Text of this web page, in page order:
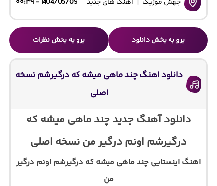
جهش موزیک آهنگ های جدید 1404/05/09 - ۰۰:۳۹
برو به بخش دانلود برو به بخش نظرات
دانلود اهنگ چند ماهی میشه که درگیرشم نسخه
اصلی
دانلود آهنگ جدید چند ماهی میشه که
درگیرشم اونم درگیر مننسخه اصلی
اهنگ اینستایی چند ماهی میشه که درگیرشم اونم درگیر
من